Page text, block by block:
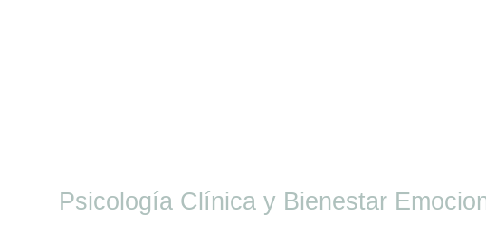
Psicología Clínica y Bienestar